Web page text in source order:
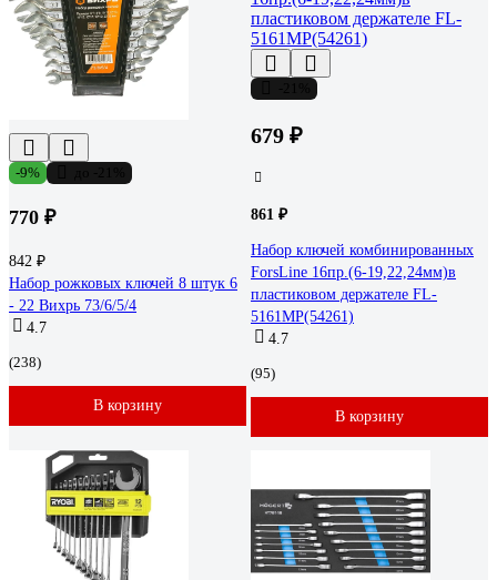
-9%
770 ₽
842 ₽
Набор рожковых ключей 8 штук 6
- 22 Вихрь 73/6/5/4
4.7
(238)
В корзину
679 ₽
861 ₽
Набор ключей комбинированных
ForsLine 16пр.(6-19,22,24мм)в
пластиковом держателе FL-
5161MP(54261)
4.7
(95)
В корзину